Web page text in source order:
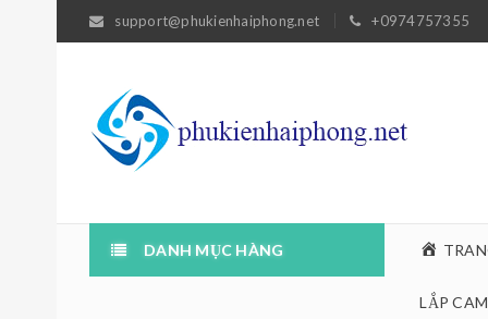
support@phukienhaiphong.net +0974757355
DANH MỤC HÀNG
LẮP